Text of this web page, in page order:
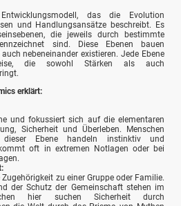
das die Evolution
und Handlungsansätze beschreibt. Es
die jeweils durch bestimmte
sind. Diese Ebenen bauen
nebeneinander existieren. Jede Ebene
die sowohl Stärken als auch
erklärt:
und fokussiert sich auf die elementaren
Sicherheit und Überleben. Menschen
Ebene handeln instinktiv und
oft in extremen Notlagen oder bei
Zugehörigkeit zu einer Gruppe oder Familie.
der Schutz der Gemeinschaft stehen im
hier suchen Sicherheit durch